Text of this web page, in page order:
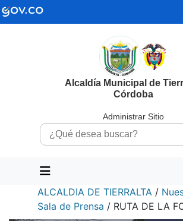
Alcaldía Municipal de
Córdoba
Administrar Sitio
ALCALDIA DE TIERRALTA /
Sala de Prensa / RUTA DE LA